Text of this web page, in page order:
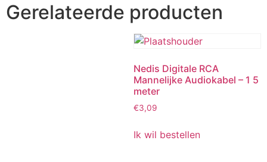
Gerelateerde producten
Nedis Digitale RCA
Mannelijke Audiokabel – 1 5
meter
€3,09
Ik wil bestellen